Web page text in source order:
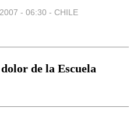
- 06:30 - CHILE
de la Escuela